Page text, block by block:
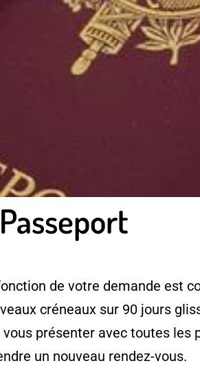
Passeport
de votre demande est
créneaux sur 90 jours
présenter avec toutes
un nouveau rendez-vous.